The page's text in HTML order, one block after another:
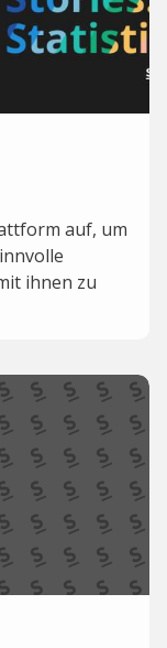
auf, um
ihnen zu